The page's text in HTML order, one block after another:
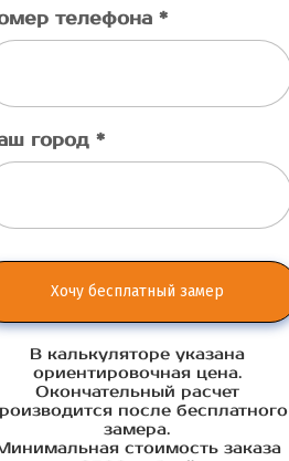
телефона *
город *
Хочу бесплатный замер
В калькуляторе указана
ориентировочная цена.
Окончательный расчет
после бесплатного
замера.
стоимость заказа